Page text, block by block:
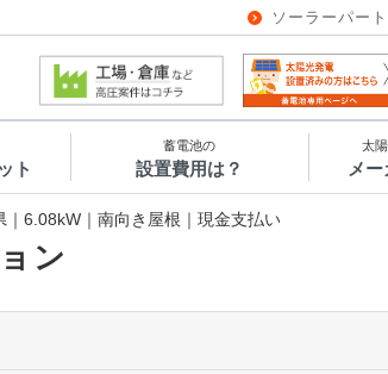
ソーラーパー
ト
蓄電池の
設置費用は？
太
メ
｜6.08kW｜南向き屋根｜現金支払い
ン